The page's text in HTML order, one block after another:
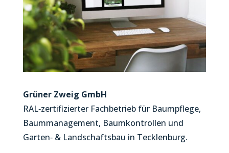
Grüner Zweig GmbH
RAL‑zertifizierter Fachbetrieb für Baumpflege,
Baummanagement, Baumkontrollen und
Garten‑ & Landschaftsbau in Tecklenburg.